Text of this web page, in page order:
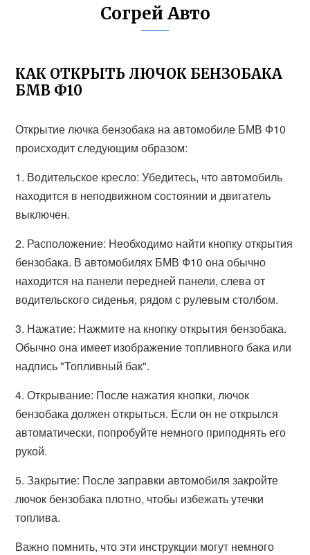
Согрей Авто
КАК ОТКРЫТЬ ЛЮЧОК БЕНЗОБАКА
БМВ Ф10
Открытие лючка бензобака на автомобиле БМВ Ф10
происходит следующим образом:
1. Водительское кресло: Убедитесь, что автомобиль
находится в неподвижном состоянии и двигатель
выключен.
2. Расположение: Необходимо найти кнопку открытия
бензобака. В автомобилях БМВ Ф10 она обычно
находится на панели передней панели, слева от
водительского сиденья, рядом с рулевым столбом.
3. Нажатие: Нажмите на кнопку открытия бензобака.
Обычно она имеет изображение топливного бака или
надпись "Топливный бак".
4. Открывание: После нажатия кнопки, лючок
бензобака должен открыться. Если он не открылся
автоматически, попробуйте немного приподнять его
рукой.
5. Закрытие: После заправки автомобиля закройте
лючок бензобака плотно, чтобы избежать утечки
топлива.
Важно помнить, что эти инструкции могут немного